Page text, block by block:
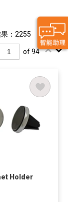
：2255
of 94
Holder